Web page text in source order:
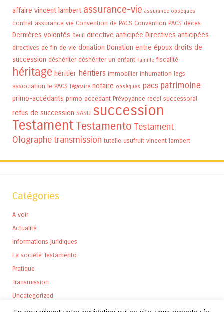
affaire vincent lambert assurance-vie assurance obsèques
contrat assurance vie Convention de PACS Convention PACS deces
Dernières volontés Deuil directive anticipée Directives anticipées
directives de fin de vie donation Donation entre époux droits de
succession déshériter déshériter un enfant Famille fiscalité
héritage héritier héritiers immobilier inhumation legs
association le PACS légataire notaire obsèques pacs patrimoine
primo-accédants primo accedant Prévoyance recel successoral
refus de succession SASU succession
Testament Testamento Testament
Olographetransmission tutelle usufruit vincent lambert
Catégories
A voir
Actualité
Informations juridiques
La société Testamento
Pratique
Transmission
Uncategorized